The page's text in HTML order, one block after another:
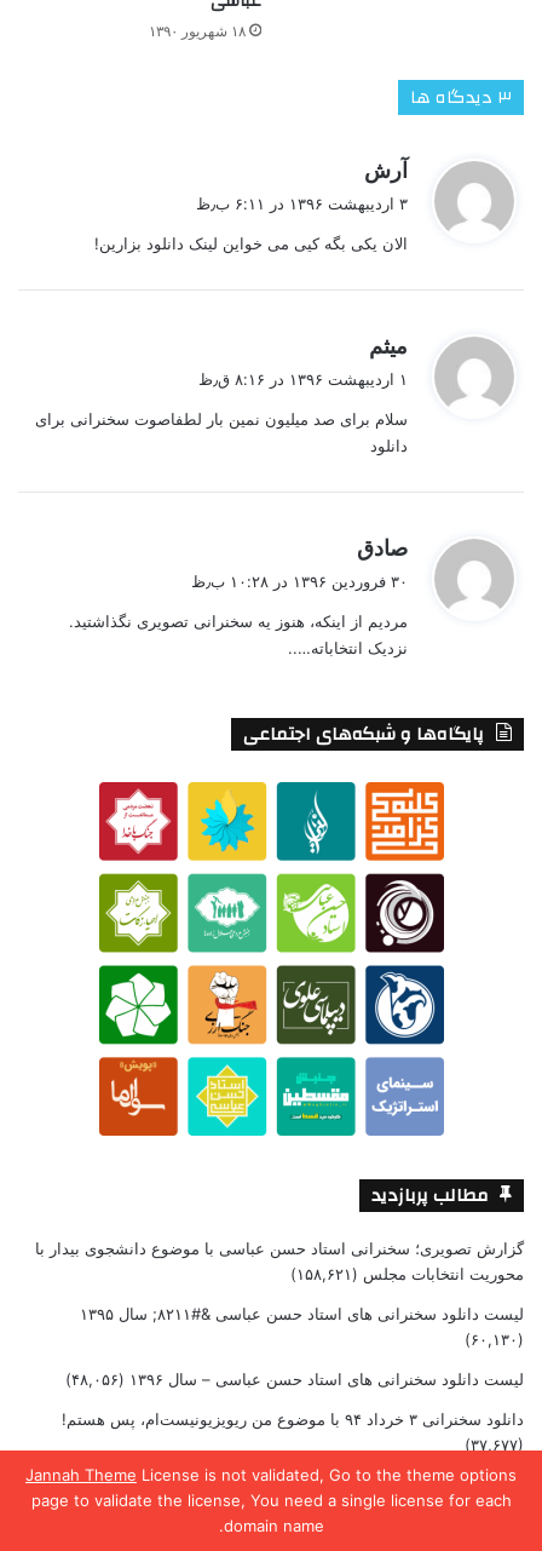
Jannah Theme License is not validated, Go to the theme options
page to validate the license, You need a single license for each
domain name.
۱۸ شهریور ۱۳۹۰
‫۳ دیدگاه ها
آرش
:
۳ اردیبهشت ۱۳۹۶ در ۶:۱۱ ب٫ظ
الان یکی بگه کیی می خواین لینک دانلود بزارین!
میثم
:
۱ اردیبهشت ۱۳۹۶ در ۸:۱۶ ق٫ظ
سلام برای صد میلیون نمین بار لطفاصوت سخنرانی برای
دانلود
صادق
:
۳۰ فروردین ۱۳۹۶ در ۱۰:۲۸ ب٫ظ
مردیم از اینکه، هنوز یه سخنرانی تصویری نگذاشتید.
نزدیک انتخاباته…..
پایگاه‌ها و شبکه‌های اجتماعی
مطالب پربازدید
گزارش تصویری؛ سخنرانی استاد حسن عباسی با موضوع دانشجوی بیدار با
محوریت انتخابات مجلس (۱۵۸,۶۲۱)
لیست دانلود سخنرانی های استاد حسن عباسی &#۸۲۱۱; سال ۱۳۹۵
(۶۰,۱۳۰)
لیست دانلود سخنرانی های استاد حسن عباسی – سال ۱۳۹۶ (۴۸,۰۵۶)
دانلود سخنرانی ۳ خرداد ۹۴ با موضوع من ریویزیونیست‌ام، پس هستم!
(۳۷,۶۷۷)
دانلود مجموعه کامل غرب شناسی استراتژیک (۲۷,۵۹۱)